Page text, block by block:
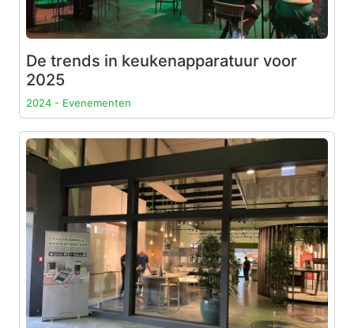
De trends in keukenapparatuur voor
2025
2024 - Evenementen